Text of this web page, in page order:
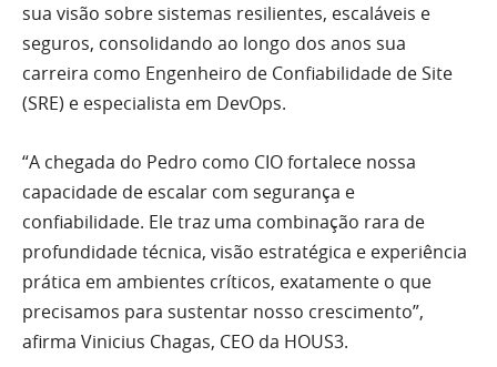
sua visão sobre sistemas resilientes, escaláveis e
seguros, consolidando ao longo dos anos sua
carreira como Engenheiro de Confiabilidade de Site
(SRE) e especialista em DevOps.
“A chegada do Pedro como CIO fortalece nossa
capacidade de escalar com segurança e
confiabilidade. Ele traz uma combinação rara de
profundidade técnica, visão estratégica e experiência
prática em ambientes críticos, exatamente o que
precisamos para sustentar nosso crescimento”,
afirma Vinicius Chagas, CEO da HOUS3.